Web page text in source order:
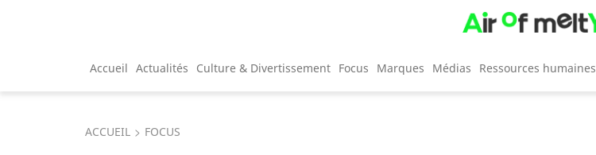
Accueil Actualités Culture & Divertissement Focus Marques Médias Ressources humaines
ACCUEIL FOCUS